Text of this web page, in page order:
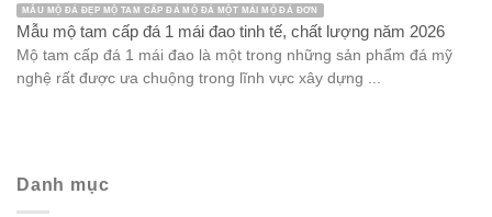
MẪU MỘ ĐÁ ĐẸP MỘ TAM CẤP ĐÁ MỘ ĐÁ MỘT MÁI MỘ ĐÁ ĐƠN
Mẫu mộ tam cấp đá 1 mái đao tinh tế, chất lượng năm 2026
Mộ tam cấp đá 1 mái đao là một trong những sản phẩm đá mỹ
nghệ rất được ưa chuộng trong lĩnh vực xây dựng ...
Danh mục